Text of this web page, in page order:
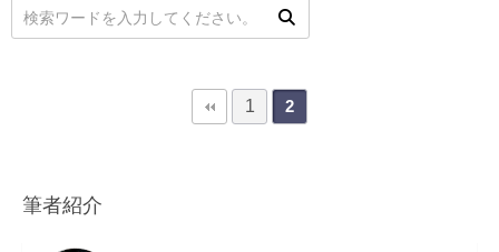
1 2
筆者紹介